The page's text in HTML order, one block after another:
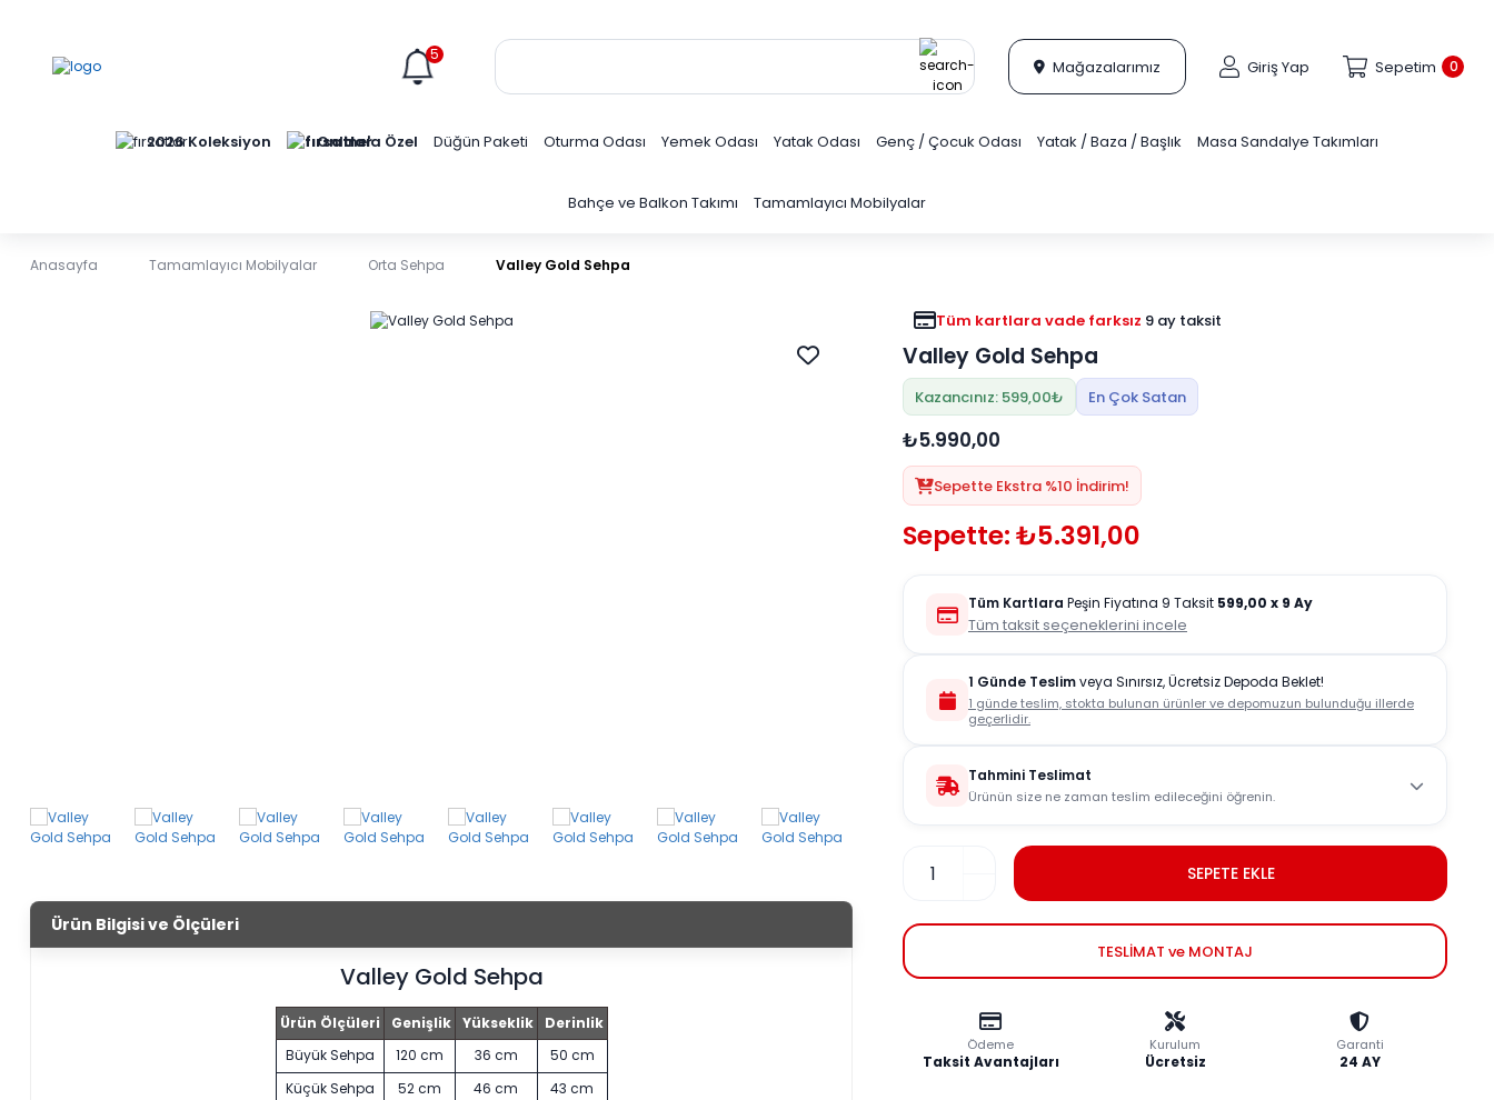
5
Mağazalarımız Giriş Yap 0
Sepetim
2026 Koleksiyon Online'a Özel Düğün Paketi Oturma Odası Yemek Odası Yatak Odası Genç / Çocuk Odası Yatak / Baza / Başlık Masa Sandalye Takımları
Bahçe ve Balkon Takımı Tamamlayıcı Mobilyalar
Anasayfa Tamamlayıcı Mobilyalar Orta Sehpa Valley Gold Sehpa
Ürün Bilgisi ve Ölçüleri
Valley Gold Sehpa
Ürün Ölçüleri Genişlik Yükseklik
Derinlik
Büyük Sehpa
120 cm 36 cm
50 cm
Küçük Sehpa
52 cm 46 cm 43 cm
Tüm kartlara vade farksız 9 ay taksit
Valley Gold Sehpa
Kazancınız: 599,00₺ En Çok Satan
₺5.990,00
Sepette Ekstra %10 İndirim!
Sepette: ₺5.391,00
Tüm Kartlara Peşin Fiyatına 9 Taksit 599,00 x 9 Ay
Tüm taksit seçeneklerini incele
1 Günde Teslimveya Sınırsız, Ücretsiz Depoda Beklet!
1 günde teslim, stokta bulunan ürünler ve depomuzun bulunduğu illerde
geçerlidir.
Tahmini Teslimat
Ürünün size ne zaman teslim edileceğini öğrenin.
SEPETE EKLE
TESLİMAT ve MONTAJ
Ödeme
Taksit Avantajları
Kurulum
Ücretsiz
Garanti
24 AY